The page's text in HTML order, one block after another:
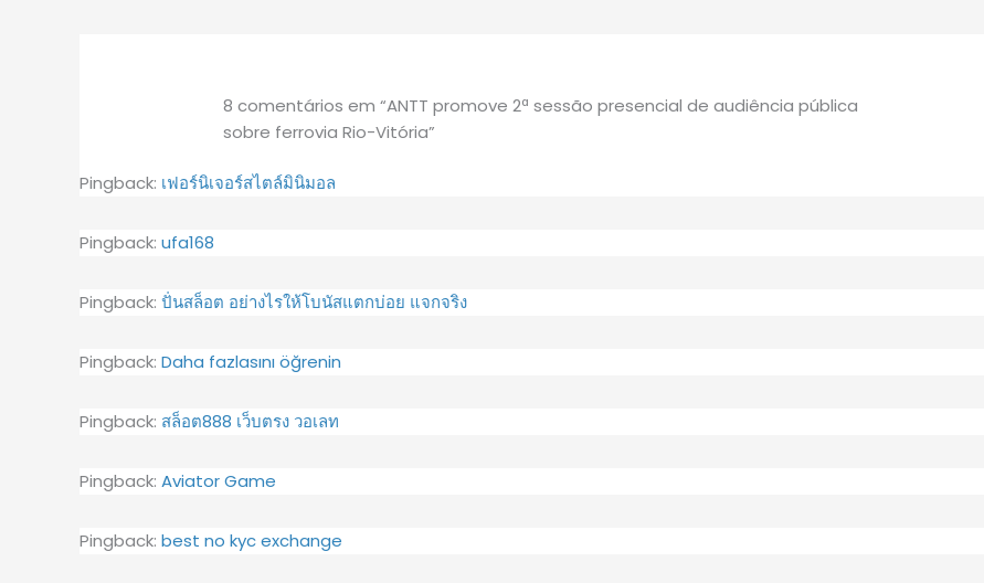
8 comentários em “ANTT promove 2ª sessão presencial de audiência pública
sobre ferrovia Rio-Vitória”
Pingback: เฟอร์นิเจอร์สไตล์มินิมอล
Pingback: ufa168
Pingback: ปั่นสล็อต อย่างไรให้โบนัสแตกบ่อย แจกจริง
Pingback: Daha fazlasını öğrenin
Pingback: สล็อต888 เว็บตรง วอเลท
Pingback: Aviator Game
Pingback: best no kyc exchange